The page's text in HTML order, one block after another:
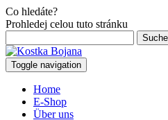
Co hledáte?
Prohledej celou tuto stránku
nach:
Toggle navigation
Home
E-Shop
Über uns